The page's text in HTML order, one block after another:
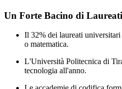
Un Forte Bacino di
Il 32% dei laureati
o matematica.
L'Università Politecnica di
tecnologia all'anno.